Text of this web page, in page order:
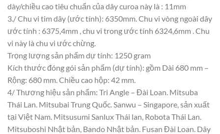
dày/chiều cao tiêu chuẩn của dây curoa này là : 11mm
3./ Chu vi tim dây (ước tính): 6350mm. Chu vi vòng ngoài dây
ước tính : 6375,4mm , chu vi trong ước tính 6324,6mm . Chu
vi này là chu vi ước chừng.
Trọng lượng sản phẩm dự tính: 1250 gram
Kích thước đóng gói sản phẩm (dự tính): gồm Dài 680 mm –
Rộng: 680 mm. Chiều cao hộp: 42 mm.
4/ Thương hiệu sản phẩm: Tri Angle – Đài Loan. Mitsuba
Thái Lan. Mitsubai Trung Quốc. Sanwu – Singapore, sản xuất
tại Việt Nam. Mitsusumi Sanlux Thái lan, Robota Thái Lan.
Mitsuboshi Nhật bản, Bando Nhật bản. Fusan Đài Loan. Dây